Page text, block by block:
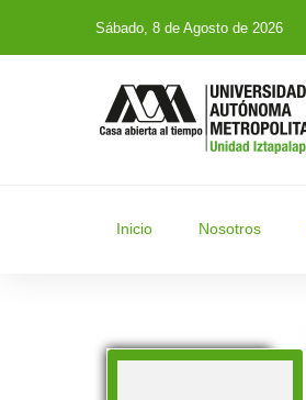
Sábado, 8 de Agosto de 2026
Inicio Nosotros